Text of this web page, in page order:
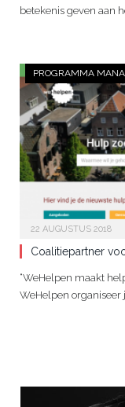
betekenis geven aan
PROGRAMMA
22 AUGUSTUS 2018
Coalitiepartner
“WeHelpen maakt
WeHelpen organiseer